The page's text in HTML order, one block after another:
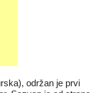
održan je prvi